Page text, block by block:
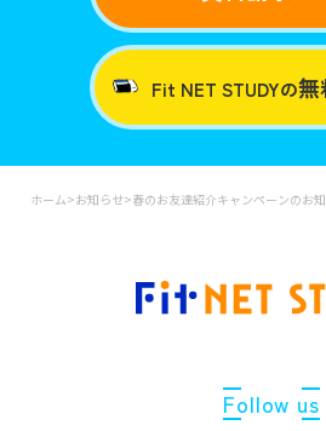
Fit NET STUDYの無
ホーム>お知らせ>春のお友達紹介キャンペーンのお
Follow us